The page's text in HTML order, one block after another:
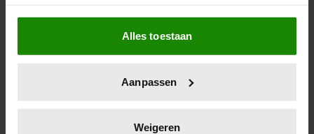
Als u het toestaat, willen we ook graag:
Informatie verzamelen over uw geografische
locatie, die tot een paar meter nauwkeurig kan zijn
scannen op specifieke eigenschappen (fingerprinting)
verwerkt en stel uw voorkeuren in het
Alles toestaan
Aanpassen
Weigeren